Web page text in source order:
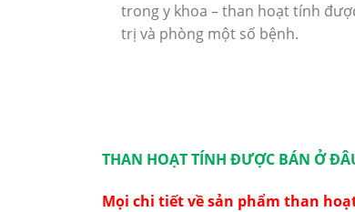
trong y khoa – than hoạt tính
trị và phòng một số bệnh.
THAN HOẠT TÍNH ĐƯỢC BÁN Ở
Mọi chi tiết về sản phẩm than